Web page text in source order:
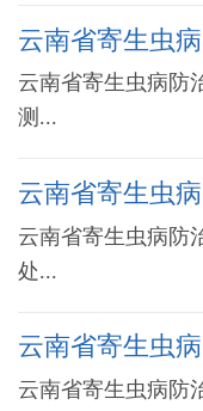
云南省寄生虫
云南省寄生虫病防
测...
云南省寄生虫
云南省寄生虫病防
处...
云南省寄生虫
云南省寄生虫病防